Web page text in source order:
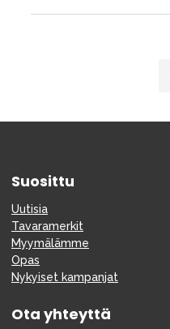
Suosittu
Uutisia
Tavaramerkit
Myymälämme
Opas
Nykyiset kampanjat
Ota yhteyttä